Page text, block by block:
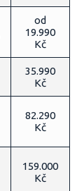
od
19.990
Kč
35.990
Kč
82.290
Kč
159.000
Kč